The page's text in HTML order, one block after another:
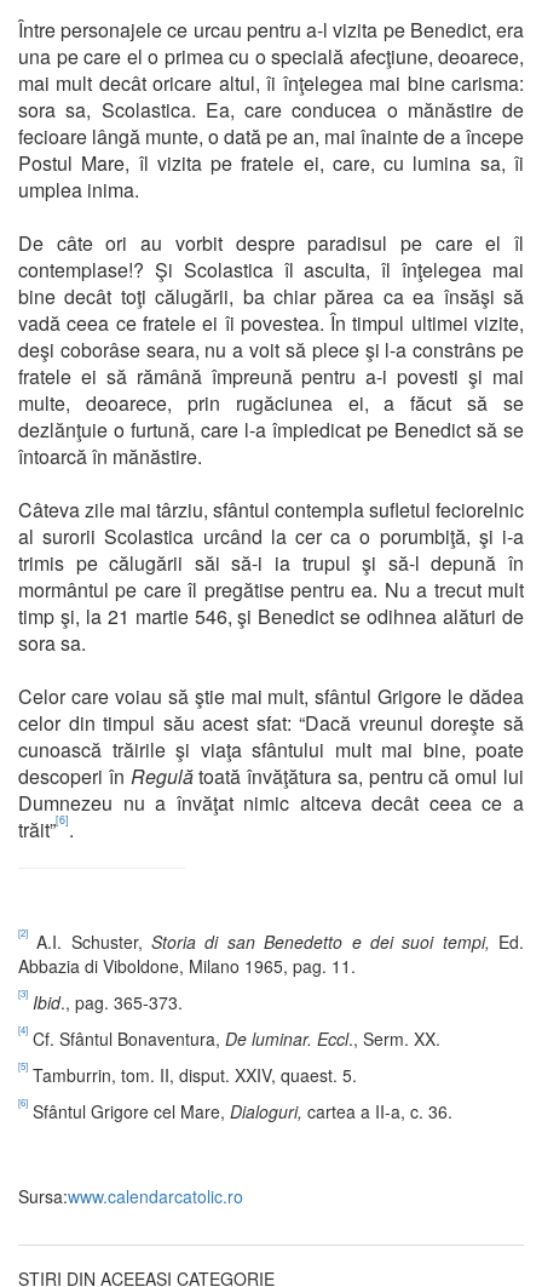
Între personajele ce urcau pentru a-l vizita pe Benedict, era
una pe care el o primea cu o specială afecţiune, deoarece,
mai mult decât oricare altul, îi înţelegea mai bine carisma:
sora sa, Scolastica. Ea, care conducea o mănăstire de
fecioare lângă munte, o dată pe an, mai înainte de a începe
Postul Mare, îl vizita pe fratele ei, care, cu lumina sa, îi
umplea inima.
De câte ori au vorbit despre paradisul pe care el îl
contemplase!? Şi Scolastica îl asculta, îl înţelegea mai
bine decât toţi călugării, ba chiar părea ca ea însăşi să
vadă ceea ce fratele ei îi povestea. În timpul ultimei vizite,
deşi coborâse seara, nu a voit să plece şi l-a constrâns pe
fratele ei să rămână împreună pentru a-i povesti şi mai
multe, deoarece, prin rugăciunea ei, a făcut să se
dezlănţuie o furtună, care l-a împiedicat pe Benedict să se
întoarcă în mănăstire.
Câteva zile mai târziu, sfântul contempla sufletul feciorelnic
al surorii Scolastica urcând la cer ca o porumbiţă, şi i-a
trimis pe călugării săi să-i ia trupul şi să-l depună în
mormântul pe care îl pregătise pentru ea. Nu a trecut mult
timp şi, la 21 martie 546, şi Benedict se odihnea alături de
sora sa.
Celor care voiau să ştie mai mult, sfântul Grigore le dădea
celor din timpul său acest sfat: “Dacă vreunul doreşte să
cunoască trăirile şi viaţa sfântului mult mai bine, poate
descoperi în Regulătoată învăţătura sa, pentru că omul lui
Dumnezeu nu a învăţat nimic altceva decât ceea ce a
trăit”[6].
[2] A.I. Schuster, Storia di san Benedetto e dei suoi tempi, Ed.
Abbazia di Viboldone, Milano 1965, pag. 11.
[3] Ibid., pag. 365-373.
[4] Cf. Sfântul Bonaventura, De luminar. Eccl., Serm. XX.
[5] Tamburrin, tom. II, disput. XXIV, quaest. 5.
[6] Sfântul Grigore cel Mare, Dialoguri, cartea a II-a, c. 36.
Sursa:www.calendarcatolic.ro
ȘTIRI DIN ACEEAȘI CATEGORIE